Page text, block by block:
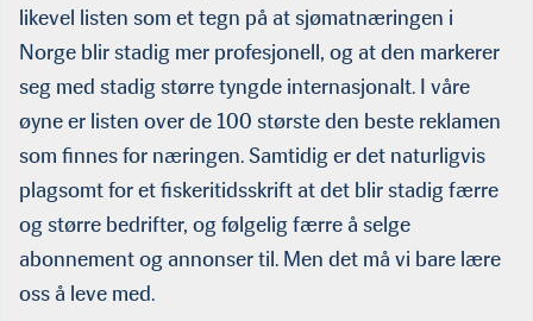
likevel listen som et tegn på at sjømatnæringen i
Norge blir stadig mer profesjonell, og at den markerer
seg med stadig større tyngde internasjonalt. I våre
øyne er listen over de 100 største den beste reklamen
som finnes for næringen. Samtidig er det naturligvis
plagsomt for et fisker­itidsskrift at det blir stadig færre
og større bedrifter, og følgelig færre å selge
abonnement og annonser til. Men det må vi bare lære
oss å leve med.